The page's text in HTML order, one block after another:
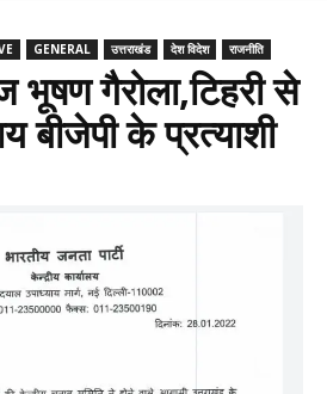
GENERAL उत्तराखंड देश विदेश राजनीति
भूषण गैरोला,टिहरी से
बीजेपी के प्रत्याशी